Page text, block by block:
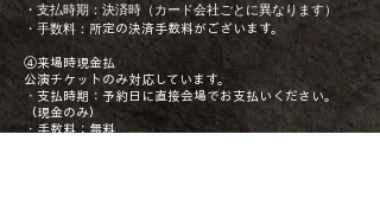
・支払時期：決済時（カード会社ごとに異なります）
・手数料： 所定の決済手数料がございます。
④来場時現金払
公演チケットのみ対応しています。
・支払時期：予約日に直接会場でお支払いください。
（現金のみ）
​・手数料：無料